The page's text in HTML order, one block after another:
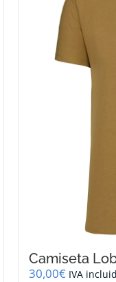
Camiseta
30,00€ IVA